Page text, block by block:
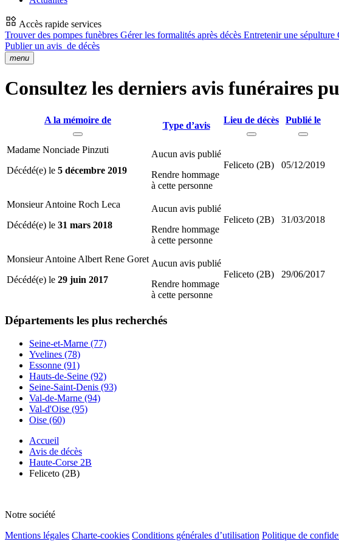
Accès rapide services
Trouver des pompes funèbres Gérer les formalités après décès Entretenir une sépulture
Publier un avis de décès
menu
Consultez les derniers avis funéraires
A la mémoire de
Type d’avis
Lieu de décès Publié le
Madame Nonciade Pinzuti
Décédé(e) le 5 décembre 2019
Aucun avis publié
Rendre hommage
à cette personne
Feliceto (2B) 05/12/2019
Monsieur Antoine Roch Leca
Décédé(e) le 31 mars 2018
Aucun avis publié
Rendre hommage
à cette personne
Feliceto (2B) 31/03/2018
Monsieur Antoine Albert Rene Goret
Décédé(e) le 29 juin 2017
Aucun avis publié
Rendre hommage
à cette personne
Feliceto (2B) 29/06/2017
Départements les plus recherchés
Seine-et-Marne (77)
Yvelines (78)
Essonne (91)
Hauts-de-Seine (92)
Seine-Saint-Denis (93)
Val-de-Marne (94)
Val-d'Oise (95)
Oise (60)
Accueil
Avis de décès
Haute-Corse 2B
Feliceto (2B)
Notre société
Mentions légales Charte-cookies Conditions générales d’utilisation Politique de